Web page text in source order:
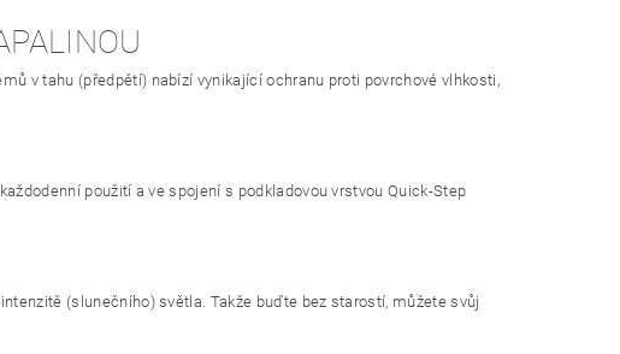
v tahu (předpětí) nabízí vynikající ochranu proti povrchové vlhkosti,
použití a ve spojení s podkladovou vrstvou Quick-Step
(slunečního) světla. Takže buďte bez starostí, můžete svůj